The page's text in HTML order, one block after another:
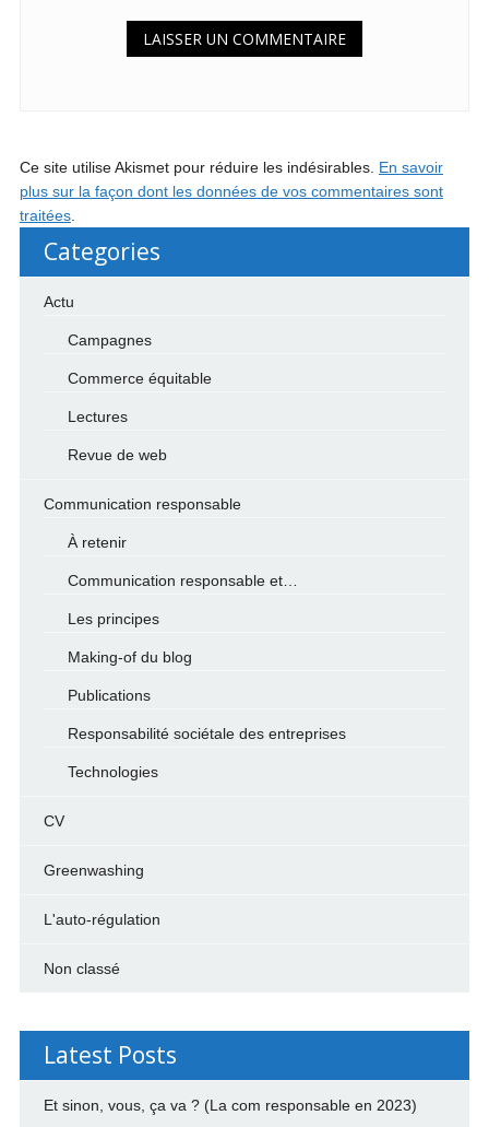
Ce site utilise Akismet pour réduire les indésirables. En savoir
plus sur la façon dont les données de vos commentaires sont
traitées.
Categories
Actu
Campagnes
Commerce équitable
Lectures
Revue de web
Communication responsable
À retenir
Communication responsable et…
Les principes
Making-of du blog
Publications
Responsabilité sociétale des entreprises
Technologies
CV
Greenwashing
L'auto-régulation
Non classé
Latest Posts
Et sinon, vous, ça va ? (La com responsable en 2023)